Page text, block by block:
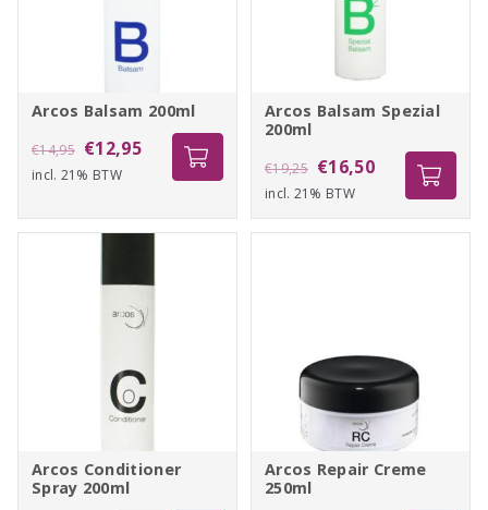
Arcos Balsam 200ml
€14,95 Oorspronkelijke
prijs
€14,95.
€12,95Huidige
prijs
€12,95.
incl. 21% BTW
Arcos Balsam Spezial
200ml
€19,25 Oorspronkelijke
prijs
was:
€16,50Huidige
prijs
is:
incl. 21% BTW
Arcos Conditioner
Spray 200ml
Arcos Repair Creme
250ml